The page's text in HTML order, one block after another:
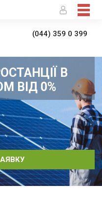
(044) 359 0 399
В
ВІД 0%